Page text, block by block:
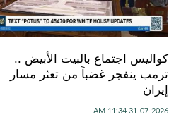
كواليس اجتماع بالبيت الأبيض ..
ترمب ينفجر غضباً من تعثر مسار
إيران
31-07-2026 11:34 AM